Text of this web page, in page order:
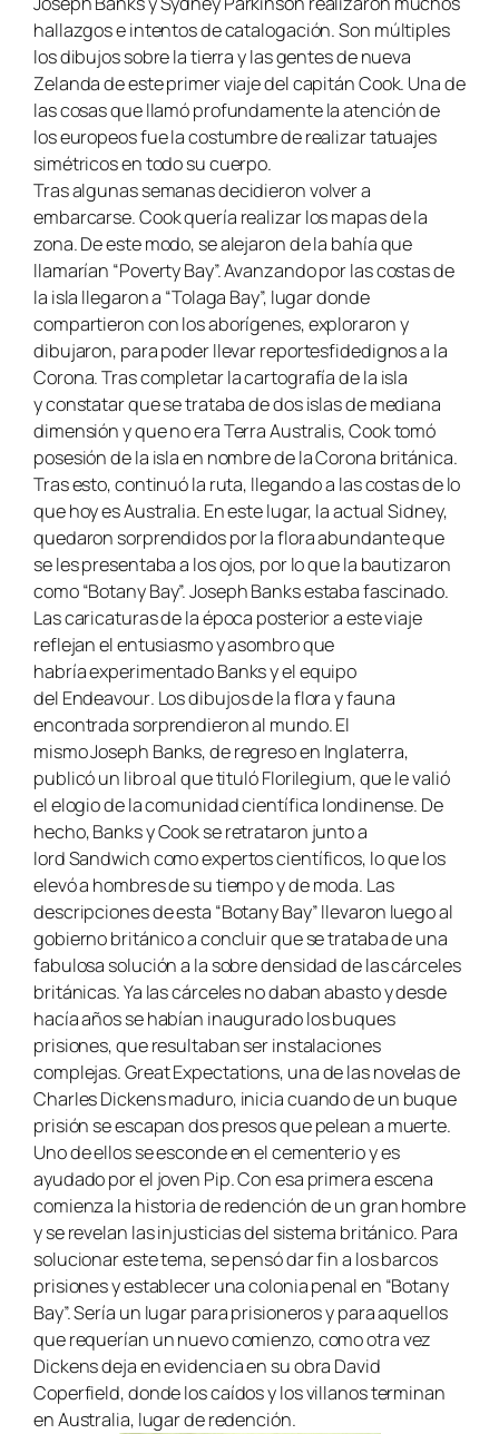
hallazgos e intentos de catalogación. Son múltiples
los dibujos sobre la tierra y las gentes de nueva
Zelanda de este primer viaje del capitán Cook. Una de
las cosas que llamó profundamente la atención de
los europeos fue la costumbre de realizar tatuajes
simétricos en todo su cuerpo.
Tras algunas semanas decidieron volver a
embarcarse. Cook quería realizar los mapas de la
zona. De este modo, se alejaron de la bahía que
llamarían “Poverty Bay”. Avanzando por las costas de
la isla llegaron a “Tolaga Bay”, lugar donde
compartieron con los aborígenes, exploraron y
dibujaron, para poder llevar reportesfidedignos a la
Corona. Tras completar la cartografía de la isla
y constatar que se trataba de dos islas de mediana
dimensión y que no era Terra Australis,Cook tomó
posesión de la isla en nombre de la Corona británica.
Tras esto, continuó la ruta, llegando a las costas de lo
que hoy es Australia. En este lugar, la actual Sidney,
quedaron sorprendidos por la flora abundante que
se les presentaba a los ojos, por lo que la bautizaron
como “Botany Bay”. Joseph Banks estaba fascinado.
Las caricaturas de la época posterior a este viaje
reflejan el entusiasmo y asombro que
habría experimentado Banks y el equipo
del Endeavour. Los dibujos de la flora y fauna
encontrada sorprendieron al mundo. El
mismo Joseph Banks, de regreso en Inglaterra,
publicó un libro al que titulóFlorilegium, que le valió
el elogio de la comunidad científica londinense. De
hecho, Banks y Cook se retrataron junto a
lord Sandwich como expertos científicos, lo que los
elevó a hombres de su tiempo y de moda. Las
descripciones de esta “Botany Bay” llevaron luego al
gobierno británico a concluir que se trataba de una
fabulosa solución a la sobre densidad de las cárceles
británicas. Ya las cárceles no daban abasto y desde
hacía años se habían inaugurado los buques
prisiones, que resultaban ser instalaciones
complejas.Great Expectations, una de las novelas de
Charles Dickens maduro, inicia cuando de un buque
prisión se escapan dos presos que pelean a muerte.
Uno de ellos se esconde en el cementerio y es
ayudado por el joven Pip. Con esa primera escena
comienza la historia de redención de un gran hombre
y se revelan las injusticias del sistema británico. Para
solucionar este tema, se pensó dar fin a los barcos
prisiones y establecer una colonia penal en “Botany
Bay”. Sería un lugar para prisioneros y para aquellos
que requerían un nuevo comienzo, como otra vez
Dickens deja en evidencia en su obra David
Coperfield,donde los caídos y los villanos terminan
en Australia, lugar de redención.